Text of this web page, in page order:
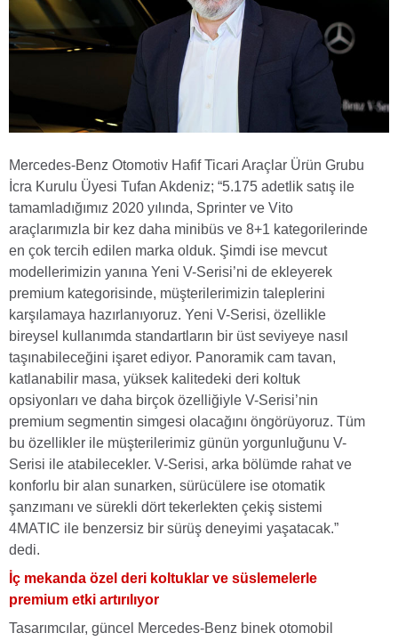
Mercedes-Benz Otomotiv Hafif Ticari Araçlar Ürün Grubu
İcra Kurulu Üyesi Tufan Akdeniz; “5.175 adetlik satış ile
tamamladığımız 2020 yılında, Sprinter ve Vito
araçlarımızla bir kez daha minibüs ve 8+1 kategorilerinde
en çok tercih edilen marka olduk. Şimdi ise mevcut
modellerimizin yanına Yeni V-Serisi’ni de ekleyerek
premium kategorisinde, müşterilerimizin taleplerini
karşılamaya hazırlanıyoruz. Yeni V-Serisi, özellikle
bireysel kullanımda standartların bir üst seviyeye nasıl
taşınabileceğini işaret ediyor. Panoramik cam tavan,
katlanabilir masa, yüksek kalitedeki deri koltuk
opsiyonları ve daha birçok özelliğiyle V-Serisi’nin
premium segmentin simgesi olacağını öngörüyoruz. Tüm
bu özellikler ile müşterilerimiz günün yorgunluğunu V-
Serisi ile atabilecekler. V-Serisi, arka bölümde rahat ve
konforlu bir alan sunarken, sürücülere ise otomatik
şanzımanı ve sürekli dört tekerlekten çekiş sistemi
4MATIC ile benzersiz bir sürüş deneyimi yaşatacak.”
dedi.
İç mekanda özel deri koltuklar ve süslemelerle
premium etki artırılıyor
Tasarımcılar, güncel Mercedes-Benz binek otomobil